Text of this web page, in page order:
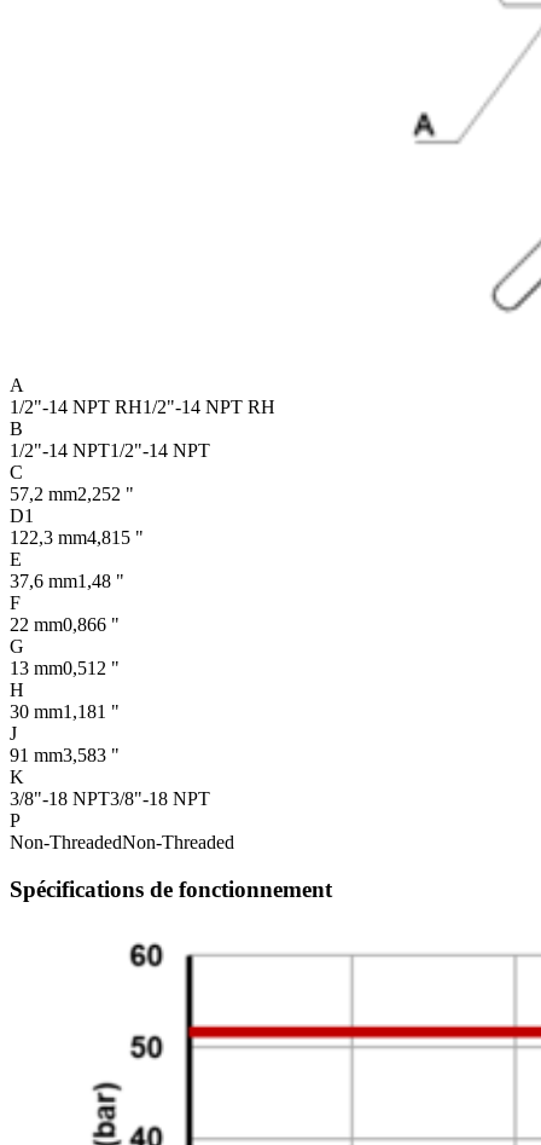
A
1/2"-14 NPT RH1/2"-14 NPT RH
B
1/2"-14 NPT1/2"-14 NPT
C
57,2 mm2,252 "
D1
122,3 mm4,815 "
E
37,6 mm1,48 "
F
22 mm0,866 "
G
13 mm0,512 "
H
30 mm1,181 "
J
91 mm3,583 "
K
3/8"-18 NPT3/8"-18 NPT
P
Non-ThreadedNon-Threaded
Spécifications de fonctionnement